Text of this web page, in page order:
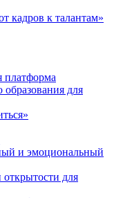
кадров к талантам»
платформа
образования для
и эмоциональный
для